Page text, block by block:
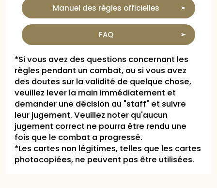
Manuel des règles officielles
FAQ
*Si vous avez des questions concernant les
règles pendant un combat, ou si vous avez
des doutes sur la validité de quelque chose,
veuillez lever la main immédiatement et
demander une décision au "staff" et suivre
leur jugement. Veuillez noter qu'aucun
jugement correct ne pourra être rendu une
fois que le combat a progressé.
*Les cartes non légitimes, telles que les cartes
photocopiées, ne peuvent pas être utilisées.